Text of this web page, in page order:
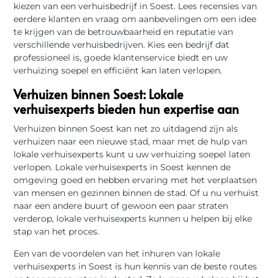
kiezen van een verhuisbedrijf in Soest. Lees recensies van
eerdere klanten en vraag om aanbevelingen om een idee
te krijgen van de betrouwbaarheid en reputatie van
verschillende verhuisbedrijven. Kies een bedrijf dat
professioneel is, goede klantenservice biedt en uw
verhuizing soepel en efficiënt kan laten verlopen.
Verhuizen binnen Soest: Lokale
verhuisexperts bieden hun expertise aan
Verhuizen binnen Soest kan net zo uitdagend zijn als
verhuizen naar een nieuwe stad, maar met de hulp van
lokale verhuisexperts kunt u uw verhuizing soepel laten
verlopen. Lokale verhuisexperts in Soest kennen de
omgeving goed en hebben ervaring met het verplaatsen
van mensen en gezinnen binnen de stad. Of u nu verhuist
naar een andere buurt of gewoon een paar straten
verderop, lokale verhuisexperts kunnen u helpen bij elke
stap van het proces.
Een van de voordelen van het inhuren van lokale
verhuisexperts in Soest is hun kennis van de beste routes